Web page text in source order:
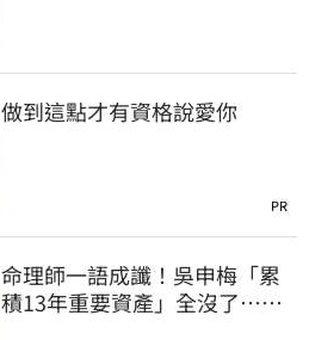
做到這點才有資格說愛你
PR
命理師一語成讖！吳申梅「累
積13年重要資產」全沒了…急